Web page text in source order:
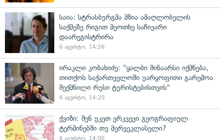
საია: სტრასბურგმა მზია ამაღლობელის
საქმეზე რიგით მეოთხე საჩივარი
დაარეგისტრირა
6 აგვისტო, 14:26
ირაკლი კობახიძე: "ყალბი შინაარსი იქმნება,
თითქოს საქართველოში უარყოფითი გარემოა
შექმნილი რუსი ტურისტებისთვის"
6 აგვისტო, 14:20
ქვიზი: შენ უკეთ ერკვევი გეოგრაფიულ
ტერმინებში თუ მერვეკლასელი?
6 აგვისტო, 14:00